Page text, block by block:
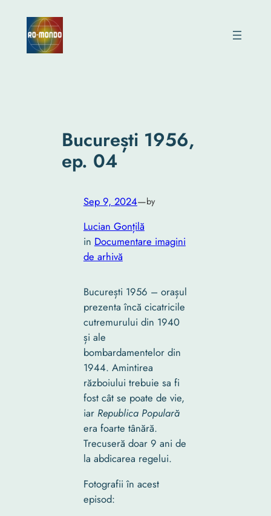
content
București 1956,
ep. 04
Sep 9, 2024—by
Lucian Gonțilă
in Documentare imagini
de arhivă
București 1956 – orașul
prezenta încă cicatricile
cutremurului din 1940
și ale
bombardamentelor din
1944. Amintirea
războiului trebuie sa fi
fost cât se poate de vie,
iar Republica Populară
era foarte tânără.
Trecuseră doar 9 ani de
la abdicarea regelui.
Fotografii în acest
episod: